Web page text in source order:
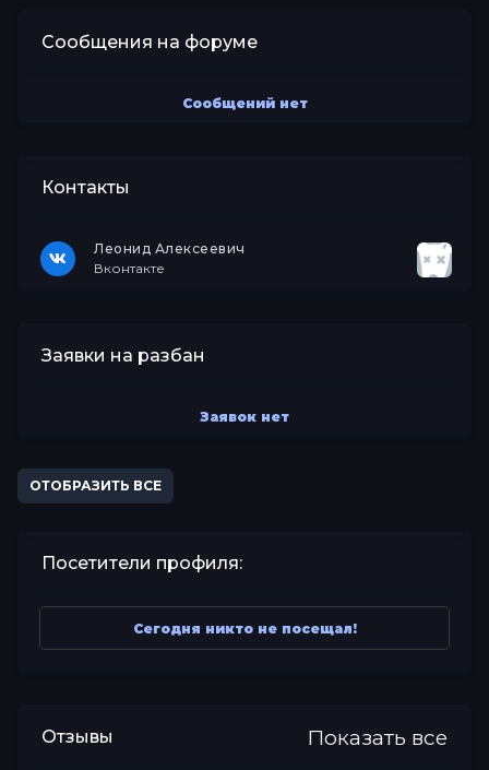
Сообщения на форуме
Сообщений нет
Контакты
Леонид Алексеевич
Вконтакте
Заявки на разбан
Заявок нет
ОТОБРАЗИТЬ ВСЕ
Посетители профиля:
Сегодня никто не посещал!
Отзывы Показать все